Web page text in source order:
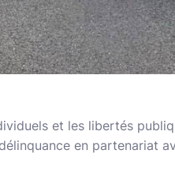
et les libertés
en partenariat